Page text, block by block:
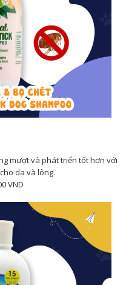
mượt và phát triển tốt hơn với
da và lông.
VND